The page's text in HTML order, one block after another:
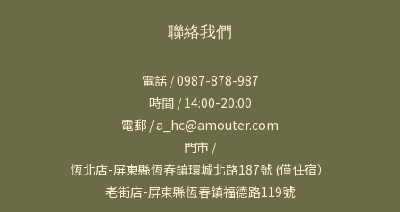
聯絡我們
電話 / 0987-878-987
時間 / 14:00-20:00
電郵 / a_hc@amouter.com
門市 /
恆北店-屏東縣恆春鎮環城北路187號 (僅住宿）
老街店-屏東縣恆春鎮福德路119號